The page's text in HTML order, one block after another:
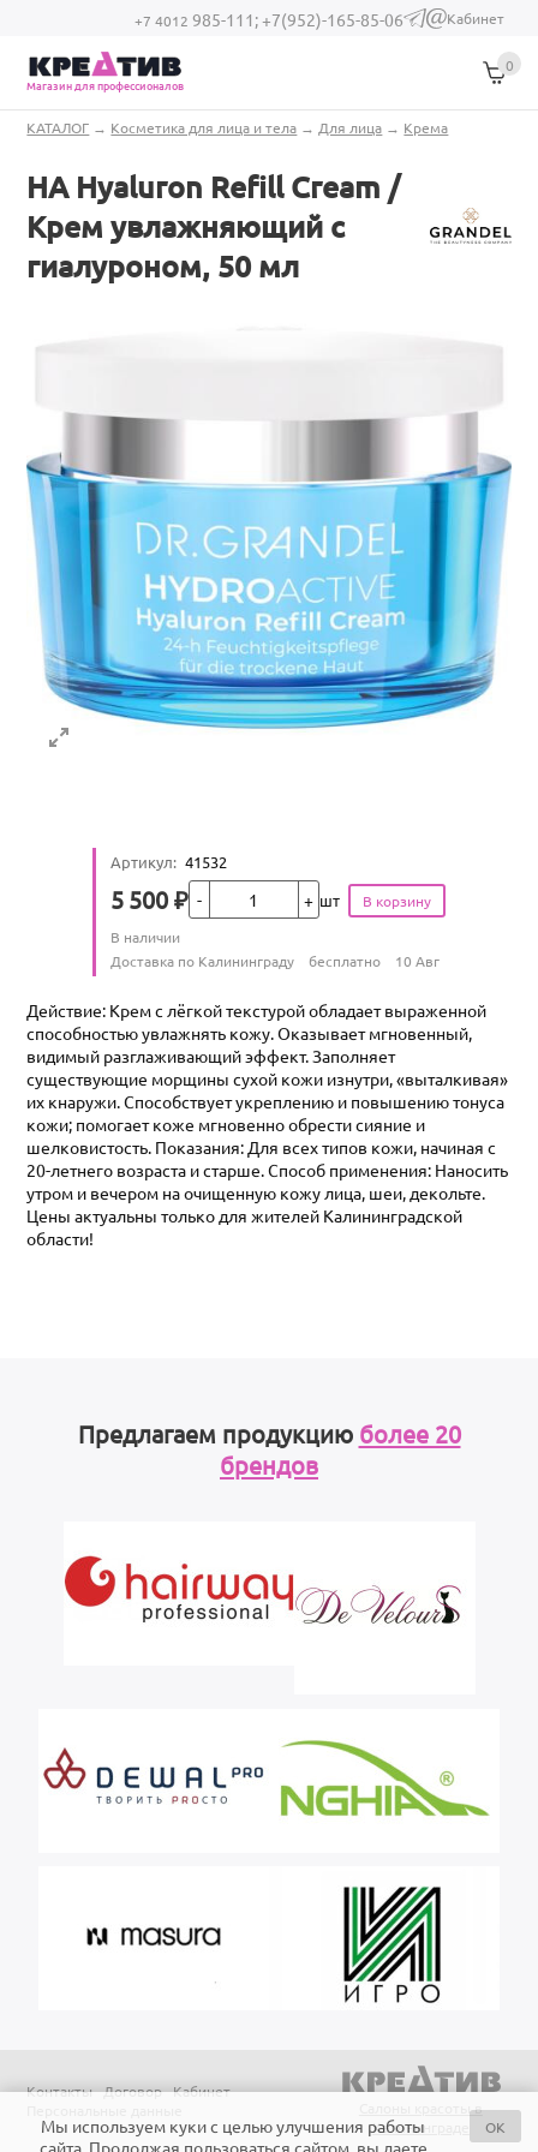
Перейти к основному содержанию
+7 4012 985-111;+7(952)-165-85-06
(link sends e-
Кабинет
Магазин для профессионалов
0
Вы здесь
КАТАЛОГ → Косметика для лица и тела → Для лица → Крема
HA Hyaluron Refill Cream /
Крем увлажняющий с
гиалуроном, 50 мл
Артикул: 41532
Цена
5 500 ₽Кол-во шт
Количество
В наличии
Условия доставки
Доставка по Калининграду бесплатно 10 Авг
Действие: Крем с лёгкой текстурой обладает выраженной
способностью увлажнять кожу. Оказывает мгновенный,
видимый разглаживающий эффект. Заполняет
существующие морщины сухой кожи изнутри, «выталкивая»
их кнаружи. Способствует укреплению и повышению тонуса
кожи; помогает коже мгновенно обрести сияние и
шелковистость. Показания: Для всех типов кожи, начиная с
20-летнего возраста и старше. Способ применения: Наносить
утром и вечером на очищенную кожу лица, шеи, декольте.
Цены актуальны только для жителей Калининградской
области!
Предлагаем продукцию более 20
брендов
Контакты Договор Кабинет
Салоны красоты в
Калининграде
Мы используем куки с целью улучшения работы
сайта. Продолжая пользоваться сайтом, вы даете
OK